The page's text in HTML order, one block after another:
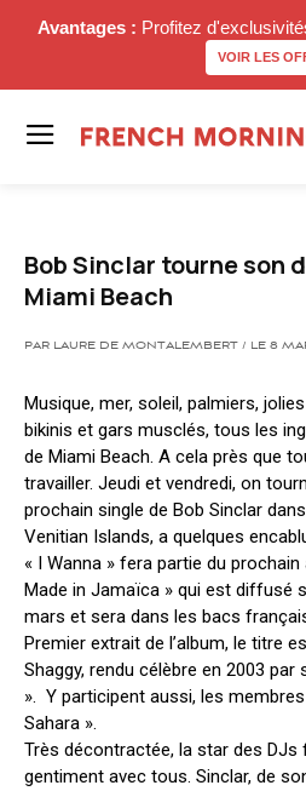
Avantages : Profitez
VOIR LES
Bob Sinclar tourne son
Miami Beach
PAR LAURE DE MONTALEMBERT / LE 8
Musique, mer, soleil, palmiers,
bikinis et gars musclés, tous les
de Miami Beach. A cela près que
travailler. Jeudi et vendredi, on
prochain single de Bob Sinclar
Venitian Islands, a quelques
« I Wanna » fera partie du
Made in Jamaïca » qui est diffusé
mars et sera dans les bacs
Premier extrait de l’album, le titre
Shaggy, rendu célèbre en 2003
». Y participent aussi, les
Sahara ».
Très décontractée, la star des
gentiment avec tous. Sinclar, de